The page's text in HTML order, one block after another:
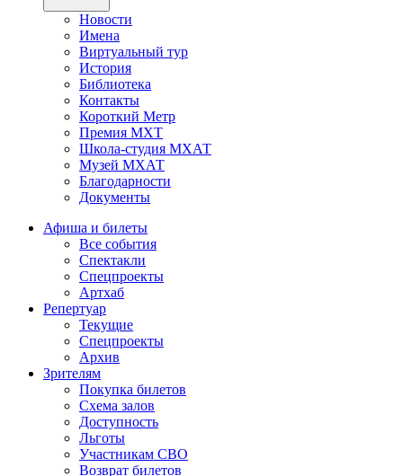
Новости
Имена
Виртуальный тур
История
Библиотека
Контакты
Короткий Метр
Премия МХТ
Школа-студия МХАТ
Музей МХАТ
Благодарности
Документы
Афиша и билеты
Все события
Спектакли
Спецпроекты
Артхаб
Репертуар
Текущие
Спецпроекты
Архив
Зрителям
Покупка билетов
Схема залов
Доступность
Льготы
Участникам СВО
Возврат билетов